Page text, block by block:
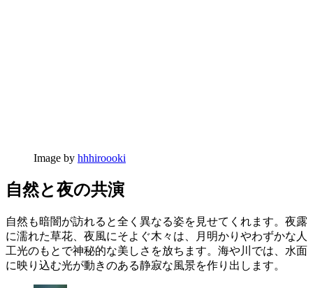
Image by hhhiroooki
自然と夜の共演
自然も暗闇が訪れると全く異なる姿を見せてくれます。夜露
に濡れた草花、夜風にそよぐ木々は、月明かりやわずかな人
工光のもとで神秘的な美しさを放ちます。海や川では、水面
に映り込む光が動きのある静寂な風景を作り出します。